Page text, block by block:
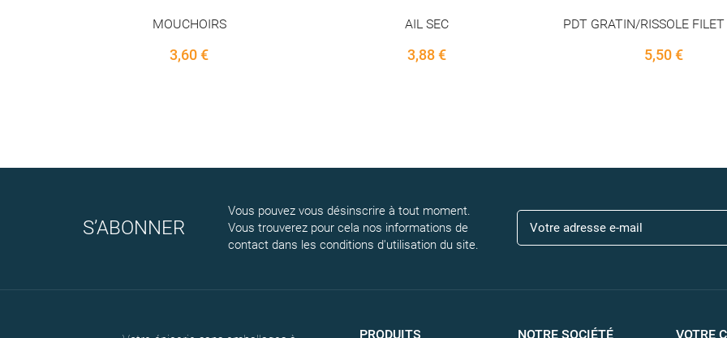
AIL SEC
3,88 €
PDT GRATIN/RISSOLE FILET 2,5 KG
5,50 €
MIEL TILLEUL - DAVID
S’ABONNER
Vous pouvez vous désinscrire à tout moment.
Vous trouverez pour cela nos informations de
contact dans les conditions d'utilisation du site.
PRODUITS NOTRE SOCIÉTÉ VOTRE